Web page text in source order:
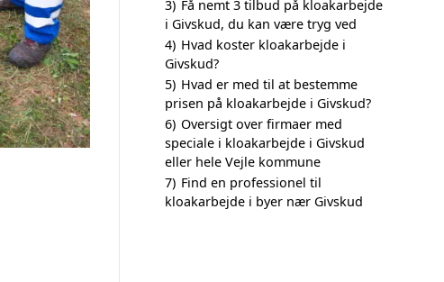
3) Få nemt 3 tilbud på kloakarbejde
i Givskud, du kan være tryg ved
4) Hvad koster kloakarbejde i
Givskud?
5) Hvad er med til at bestemme
prisen på kloakarbejde i Givskud?
6) Oversigt over firmaer med
speciale i kloakarbejde i Givskud
eller hele Vejle kommune
7) Find en professionel til
kloakarbejde i byer nær Givskud